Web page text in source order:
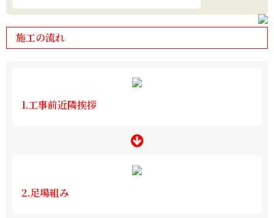
施工の流れ
1.工事前近隣挨拶
2.足場組み